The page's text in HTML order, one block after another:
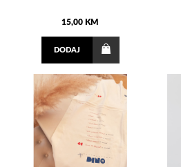
15,00 KM
DODAJ